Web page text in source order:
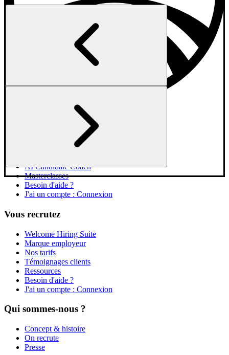
Vous cherchez un job
Explorer les entreprises
AI Candidate Coach
Masterclasses
Besoin d'aide ?
J'ai un compte : Connexion
Vous recrutez
Welcome Hiring Suite
Marque employeur
Nos tarifs
Témoignages clients
Ressources
Besoin d'aide ?
J'ai un compte : Connexion
Qui sommes-nous ?
Concept & histoire
On recrute
Presse